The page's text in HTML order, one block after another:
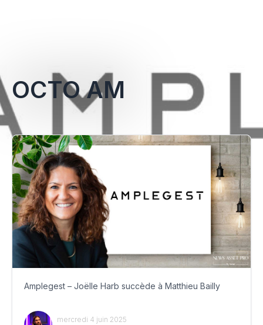
OCTO AM
Amplegest – Joëlle Harb succède à Matthieu Bailly
mercredi 4 juin 2025